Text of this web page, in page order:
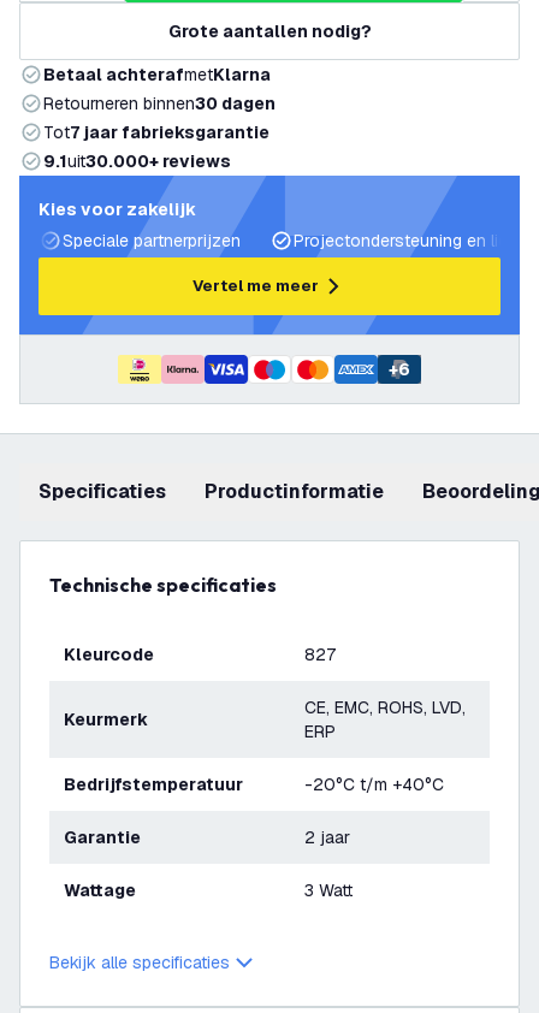
Grote aantallen nodig?
Betaal achterafmetKlarna
Retourneren binnen30 dagen
Tot7 jaar fabrieksgarantie
9.1uit30.000+ reviews
Kies voor zakelijk
Speciale partnerprijzen
Projectondersteuning en
Vertel me meer
+6
Specificaties productinformatie
Technische specificaties
Kleurcode 827
Keurmerk
CE, EMC, ROHS, LVD,
ERP
Bedrijfstemperatuur -20°C t/m +40°C
Garantie 2 jaar
Wattage 3 Watt
Bekijk alle specificaties